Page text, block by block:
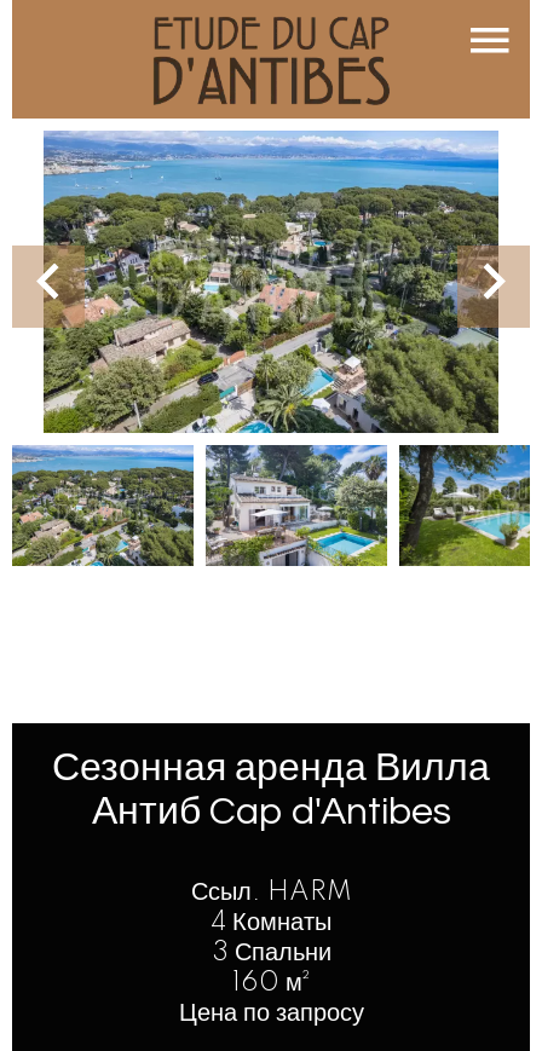
Сезонная аренда Вилла
Антиб Cap d'Antibes
Ссыл. HARM
4 Комнаты
3 Спальни
160 м²
Цена по запросу